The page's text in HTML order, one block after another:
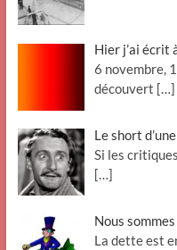
Hier j’ai écrit
6 novembre,
découvert […]
Le short
Si les
[…]
Nous
La dette est